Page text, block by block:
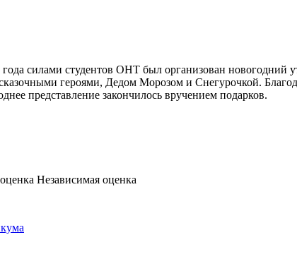
года силами студентов ОНТ был организован новогодний
героями, Дедом Морозом и Снегурочкой.
представление закончилось вручением подарков.
Независимая оценка